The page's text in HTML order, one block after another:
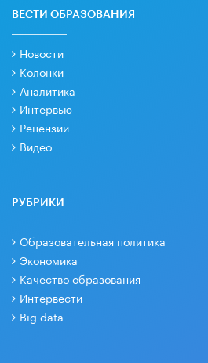
ВЕСТИ ОБРАЗОВАНИЯ
Новости
Колонки
Аналитика
Интервью
Рецензии
Видео
РУБРИКИ
Образовательная политика
Экономика
Качество образования
Интервести
Big data